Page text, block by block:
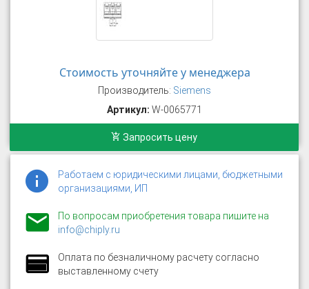
Стоимость уточняйте у менеджера
Производитель: Siemens
Артикул: W-0065771
Запросить цену
Работаем с юридическими лицами, бюджетными
организациями, ИП
По вопросам приобретения товара пишите на
info@chiply.ru
Оплата по безналичному расчету согласно
выставленному счету